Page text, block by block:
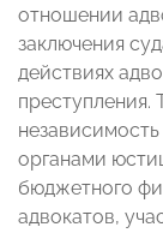
отношении
заключения
действиях
преступления.
органами
бюджетного
адвокатов,